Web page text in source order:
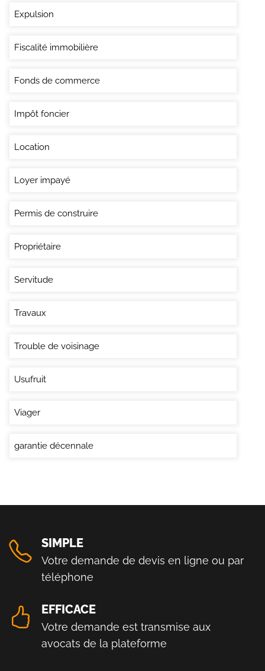
Expulsion
Fiscalité immobilière
Fonds de commerce
Impôt foncier
Location
Loyer impayé
Permis de construire
Propriétaire
Servitude
Travaux
Trouble de voisinage
Usufruit
Viager
garantie décennale
SIMPLE
Votre demande de devis en ligne ou par
téléphone
EFFICACE
Votre demande est transmise aux
avocats de la plateforme